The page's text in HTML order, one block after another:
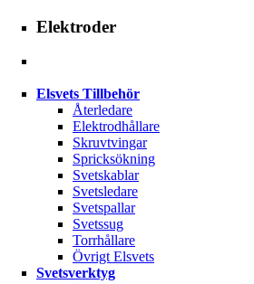
Elektroder
Elsvets Tillbehör
Återledare
Elektrodhållare
Skruvtvingar
Spricksökning
Svetskablar
Svetsledare
Svetspallar
Svetssug
Torrhållare
Övrigt Elsvets
Svetsverktyg